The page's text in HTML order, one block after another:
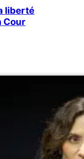
liberté
Cour